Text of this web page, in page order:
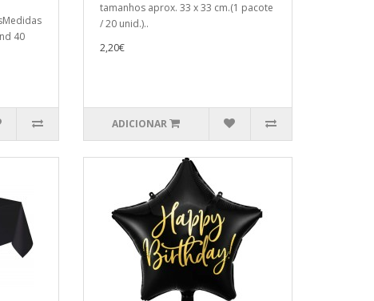
40
tamanhos aprox. 33 x 33 cm.(1 pacote
/ 20 unid.)..
2,20€
ADICIONAR